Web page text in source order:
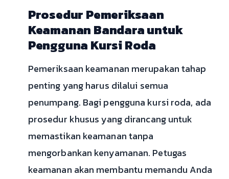
Prosedur Pemeriksaan
Keamanan Bandara untuk
Pengguna Kursi Roda
Pemeriksaan keamanan merupakan tahap
penting yang harus dilalui semua
penumpang. Bagi pengguna kursi roda, ada
prosedur khusus yang dirancang untuk
memastikan keamanan tanpa
mengorbankan kenyamanan. Petugas
keamanan akan membantu memandu Anda